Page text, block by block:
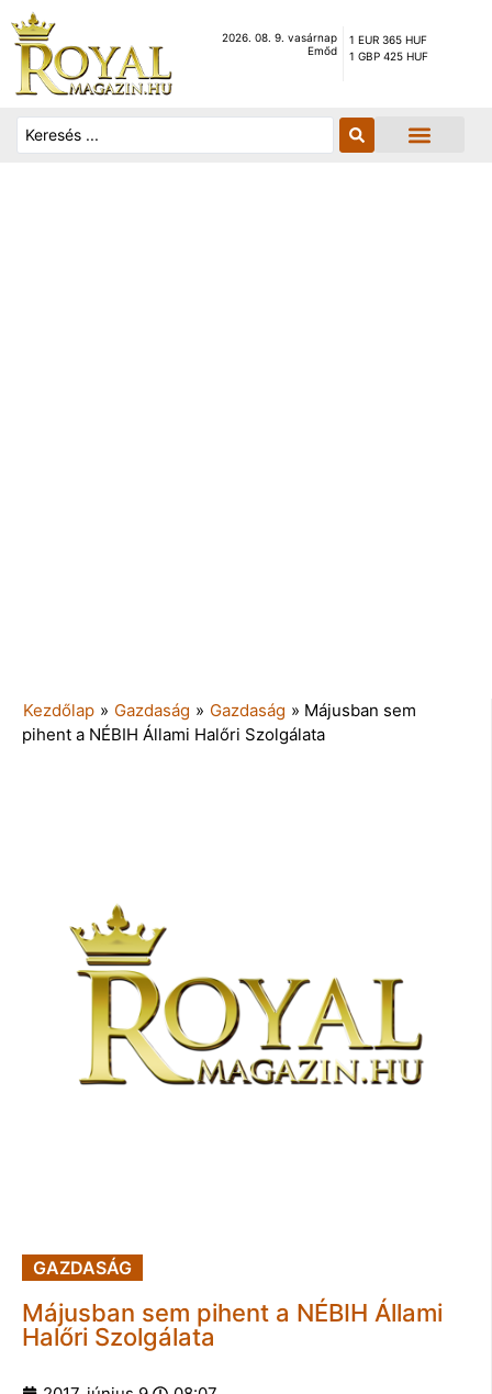
2026. 08. 9. vasárnap
Emőd
1 EUR 365 HUF
1 GBP 425 HUF
Kezdőlap » Gazdaság » Gazdaság » Májusban sem
pihent a NÉBIH Állami Halőri Szolgálata
GAZDASÁG
Májusban sem pihent a NÉBIH Állami
Halőri Szolgálata